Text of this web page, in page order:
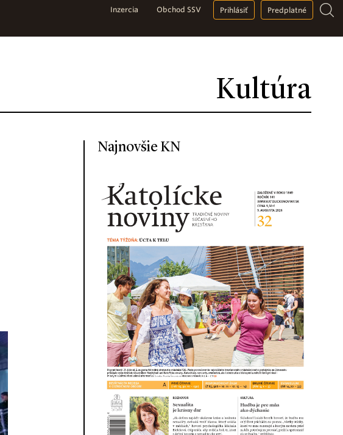
Kultúra
Inzercia Obchod SSV Prihlásiť Predplatné
Najnovšie KN